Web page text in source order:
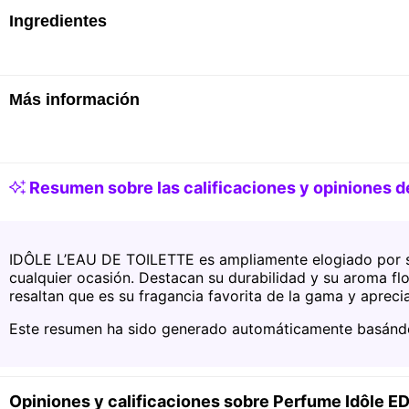
detrás de las rodillas.
Ingredientes
Alcohol • Parfum / Fragrance • Aqua / Water /
La lista de ingredientes de los productos se
Más información
Volumen 100ml
Resumen sobre las calificaciones y opiniones
IDÔLE L’EAU DE TOILETTE es ampliamente elogiado
cualquier ocasión. Destacan su durabilidad y su aroma
resaltan que es su fragancia favorita de la gama y
Este resumen ha sido generado automáticamente
Opiniones y calificaciones sobre Perfume Idôle